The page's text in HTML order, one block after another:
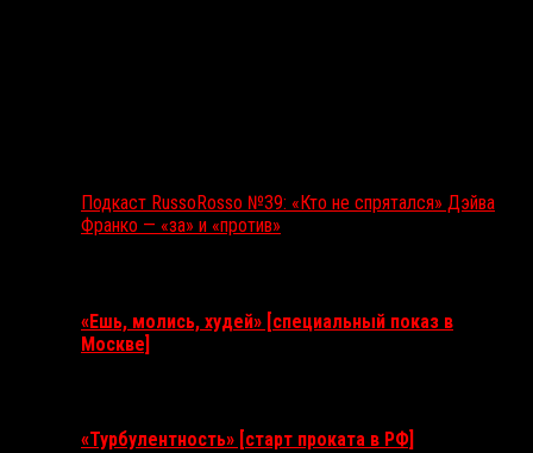
Подкаст RussoRosso №39: «Кто не спрятался» Дэйва
Франко — «за» и «против»
«Ешь, молись, худей» [специальный показ в
Москве]
«Турбулентность» [старт проката в РФ]